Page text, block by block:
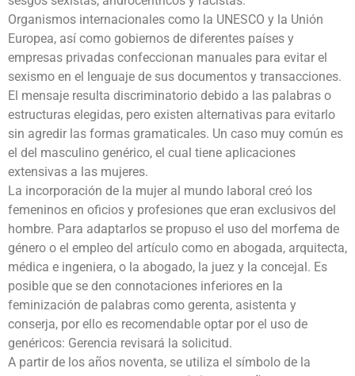
Organismos internacionales como la UNESCO y la Unión
Europea, así como gobiernos de diferentes países y
empresas privadas confeccionan manuales para evitar el
sexismo en el lenguaje de sus documentos y transacciones.
El mensaje resulta discriminatorio debido a las palabras o
estructuras elegidas, pero existen alternativas para evitarlo
sin agredir las formas gramaticales. Un caso muy común es
el del masculino genérico, el cual tiene aplicaciones
extensivas a las mujeres.
La incorporación de la mujer al mundo laboral creó los
femeninos en oficios y profesiones que eran exclusivos del
hombre. Para adaptarlos se propuso el uso del morfema de
género o el empleo del artículo como en abogada, arquitecta,
médica e ingeniera, o la abogado, la juez y la concejal. Es
posible que se den connotaciones inferiores en la
feminización de palabras como gerenta, asistenta y
conserja, por ello es recomendable optar por el uso de
genéricos: Gerencia revisará la solicitud.
A partir de los años noventa, se utiliza el símbolo de la